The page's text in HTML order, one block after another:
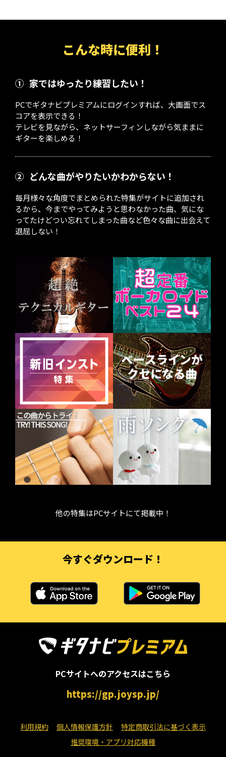
こんな時に便利！
① 家ではゆったり練習したい！
PCでギタナビプレミアムにログインすれば、大画面でス
コアを表示できる！
テレビを見ながら、ネットサーフィンしながら気ままに
ギターを楽しめる！
② どんな曲がやりたいかわからない！
毎月様々な角度でまとめられた特集がサイトに追加され
るから、今までやってみようと思わなかった曲、気にな
ってたけどつい忘れてしまった曲など色々な曲に出会えて
退屈しない！
他の特集はPCサイトにて掲載中！
今すぐダウンロード！
PCサイトへのアクセスはこちら
https://gp.joysp.jp/
利用規約 個人情報保護方針
特定商取引法に基づく表示
推奨環境・アプリ対応機種